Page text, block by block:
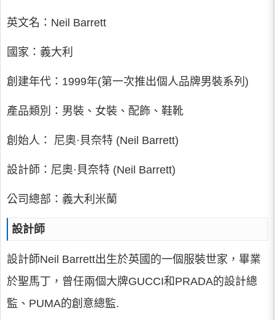
英文名：Neil Barrett
國家：義大利
創建年代：1999年(第一次推出個人品牌男裝系列)
產品類別：男裝、女裝、配飾、鞋靴
創始人： 尼奧·貝奈特 (Neil Barrett)
設計師：尼奧·貝奈特 (Neil Barrett)
公司總部：義大利米蘭
設計師
設計師Neil Barrett出生於英國的一個服裝世家，畢業
於聖馬丁，曾任兩個大牌GUCCI和PRADA的設計總
監、PUMA的創意總監.